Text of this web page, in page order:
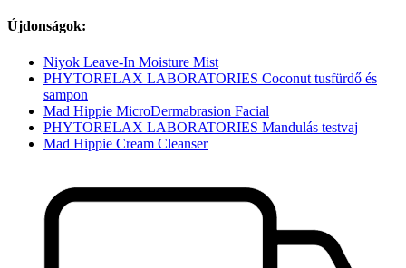
Újdonságok:
Niyok Leave-In Moisture Mist
PHYTORELAX LABORATORIES Coconut tusfürdő és
sampon
Mad Hippie MicroDermabrasion Facial
PHYTORELAX LABORATORIES Mandulás testvaj
Mad Hippie Cream Cleanser